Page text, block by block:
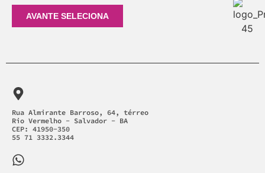
AVANTE SELECIONA
Rua Almirante Barroso, 64, térreo
Rio Vermelho - Salvador - BA
CEP: 41950-350
55 71 3332.3344